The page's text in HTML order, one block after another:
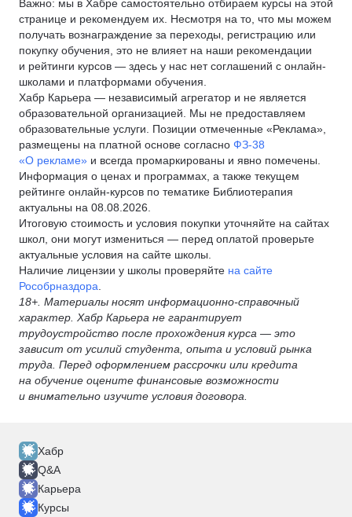
Важно: мы в Хабре самостоятельно отбираем курсы на этой
странице и рекомендуем их. Несмотря на то, что мы можем
получать вознаграждение за переходы, регистрацию или
покупку обучения, это не влияет на наши рекомендации
и рейтинги курсов — здесь у нас нет соглашений с онлайн-
школами и платформами обучения.
Хабр Карьера — независимый агрегатор и не является
образовательной организацией. Мы не предоставляем
образовательные услуги. Позиции отмеченные «Реклама»,
размещены на платной основе согласно ФЗ-38
«О рекламе» и всегда промаркированы и явно помечены.
Информация о ценах и программах, а также текущем
рейтинге онлайн-курсов по тематике Библиотерапия
актуальны на 08.08.2026.
Итоговую стоимость и условия покупки уточняйте на сайтах
школ, они могут измениться — перед оплатой проверьте
актуальные условия на сайте школы.
Наличие лицензии у школы проверяйте на сайте
Рособрназдора
18+. Материалы носят информационно-справочный
характер. Хабр Карьера не гарантирует
трудоустройство после прохождения курса — это
зависит от усилий студента, опыта и условий рынка
труда. Перед оформлением рассрочки или кредита
на обучение оцените финансовые возможности
и внимательно изучите условия договора.
Хабр
Q&A
Карьера
Курсы